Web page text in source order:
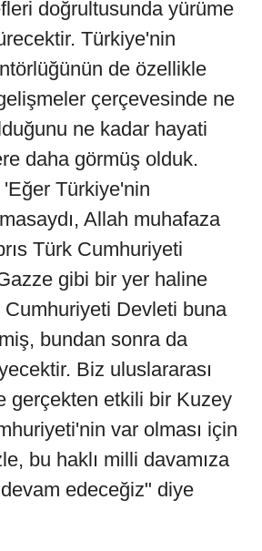
doğrultusunda yürüme
Türkiye'nin
de özellikle
çerçevesinde ne
ne kadar hayati
daha görmüş olduk.
Türkiye'nin
Allah muhafaza
Türk Cumhuriyeti
gibi bir yer haline
Devleti buna
bundan sonra da
Biz uluslararası
gerçekten etkili bir Kuzey
var olması için
bu haklı milli davamıza
edeceğiz" diye